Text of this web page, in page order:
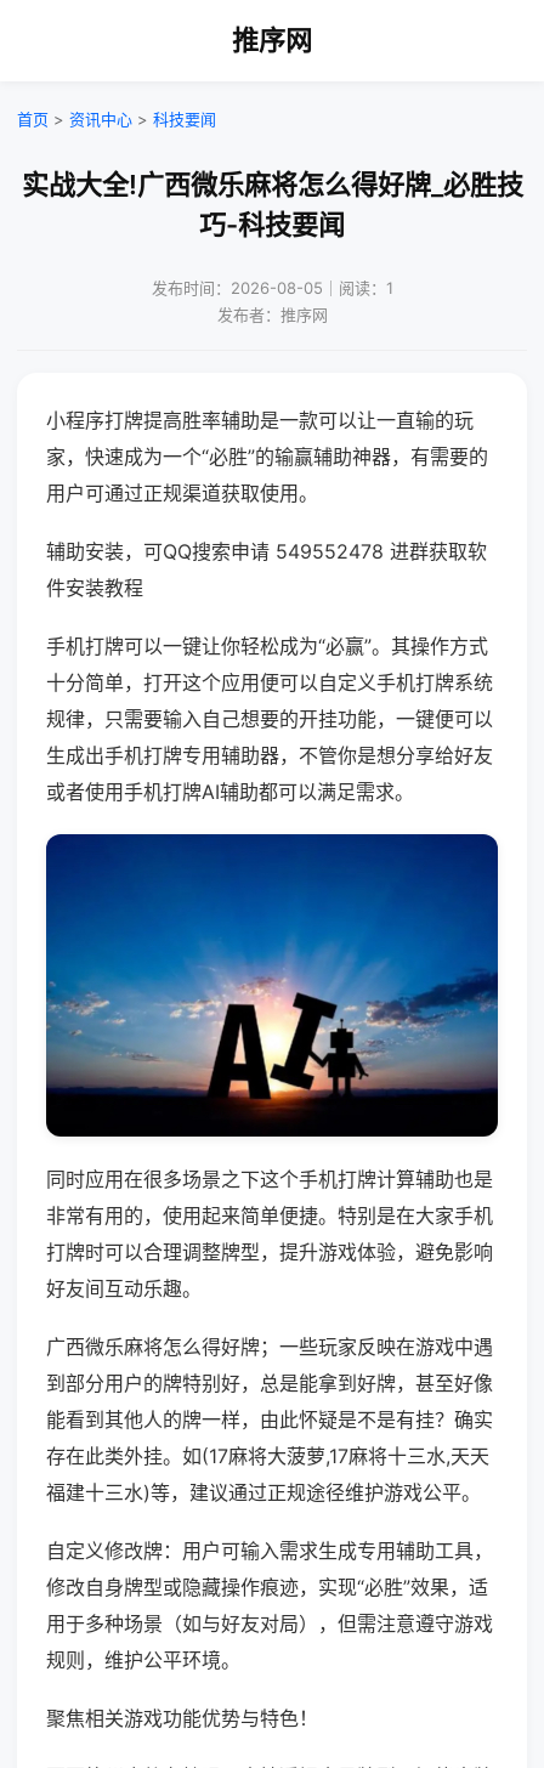
推序网
首页 > 资讯中心 > 科技要闻
实战大全!广西微乐麻将怎么得好牌_必胜技
巧-科技要闻
发布时间：2026-08-05｜阅读：1
发布者：推序网
小程序打牌提高胜率辅助是一款可以让一直输的玩
家，快速成为一个“必胜”的输赢辅助神器，有需要的
用户可通过正规渠道获取使用。
辅助安装，可QQ搜索申请 549552478 进群获取软
件安装教程
手机打牌可以一键让你轻松成为“必赢”。其操作方式
十分简单，打开这个应用便可以自定义手机打牌系统
规律，只需要输入自己想要的开挂功能，一键便可以
生成出手机打牌专用辅助器，不管你是想分享给好友
或者使用手机打牌AI辅助都可以满足需求。
同时应用在很多场景之下这个手机打牌计算辅助也是
非常有用的，使用起来简单便捷。特别是在大家手机
打牌时可以合理调整牌型，提升游戏体验，避免影响
好友间互动乐趣。
广西微乐麻将怎么得好牌；一些玩家反映在游戏中遇
到部分用户的牌特别好，总是能拿到好牌，甚至好像
能看到其他人的牌一样，由此怀疑是不是有挂？确实
存在此类外挂。如(17麻将大菠萝,17麻将十三水,天天
福建十三水)等，建议通过正规途径维护游戏公平。
自定义修改牌：用户可输入需求生成专用辅助工具，
修改自身牌型或隐藏操作痕迹，实现“必胜”效果，适
用于多种场景（如与好友对局），但需注意遵守游戏
规则，维护公平环境。
聚焦相关游戏功能优势与特色！